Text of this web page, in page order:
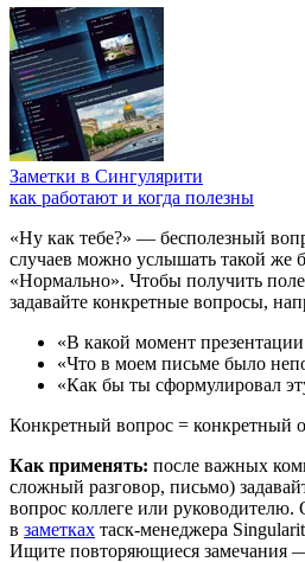
Заметки в Сингулярити
как работают и когда полезны
«Ну как тебе?» — бесполезный
случаев можно услышать такой же
«Нормально». Чтобы получить
задавайте конкретные вопросы,
«В какой момент
«Что в моем письме было
«Как бы ты сформулировал
Конкретный вопрос = конкретный
Как применять: после важных
сложный разговор, письмо)
вопрос коллеге или
в заметках таск-менеджера
Ищите повторяющиеся замечания